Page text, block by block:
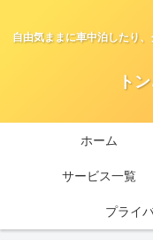
自由気ままに車中泊したり
ト
ホーム
サービス一覧
プライ